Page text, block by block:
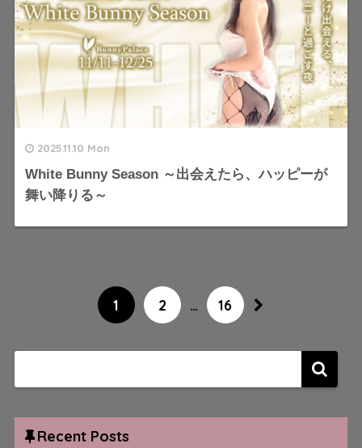
2025.11.10 Mon
White Bunny Season ～出会えたら、ハッピーが
舞い降りる～
1 2 … 16
Recent Posts